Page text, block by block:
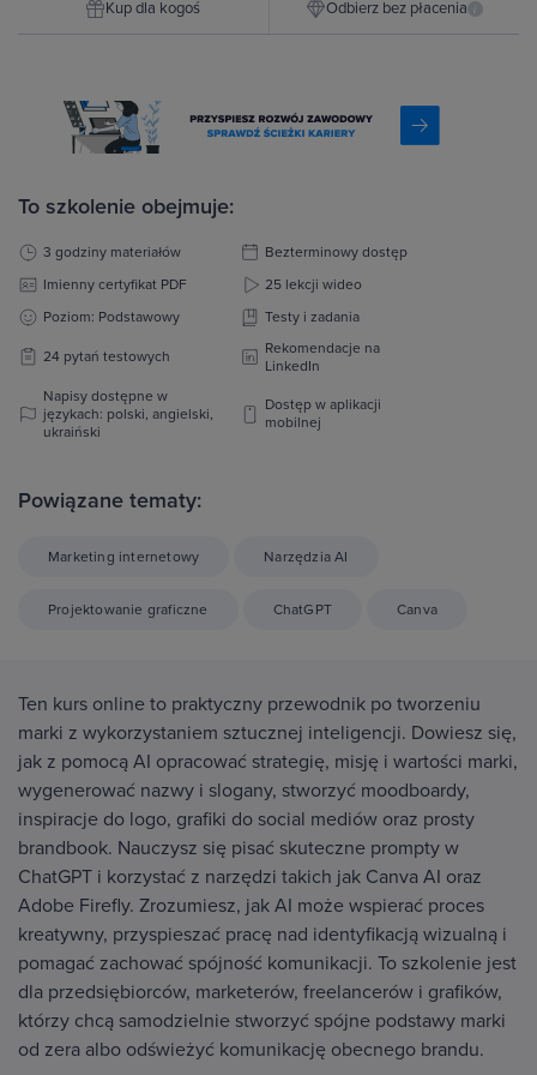
Kup dla kogoś Odbierz bez płacenia i
To szkolenie obejmuje:
3 godziny materiałów
Bezterminowy dostęp
Imienny certyfikat PDF
25 lekcji wideo
Poziom: Podstawowy
Testy i zadania
24 pytań testowych
Rekomendacje na
LinkedIn
Napisy dostępne w
językach: polski, angielski,
ukraiński
Dostęp w aplikacji
mobilnej
Powiązane tematy:
Marketing internetowy Narzędzia AI
Projektowanie graficzne ChatGPT Canva
Ten kurs online to praktyczny przewodnik po tworzeniu
marki z wykorzystaniem sztucznej inteligencji. Dowiesz się,
jak z pomocą AI opracować strategię, misję i wartości marki,
wygenerować nazwy i slogany, stworzyć moodboardy,
inspiracje do logo, grafiki do social mediów oraz prosty
brandbook. Nauczysz się pisać skuteczne prompty w
ChatGPT i korzystać z narzędzi takich jak Canva AI oraz
Adobe Firefly. Zrozumiesz, jak AI może wspierać proces
kreatywny, przyspieszać pracę nad identyfikacją wizualną i
pomagać zachować spójność komunikacji. To szkolenie jest
dla przedsiębiorców, marketerów, freelancerów i grafików,
którzy chcą samodzielnie stworzyć spójne podstawy marki
od zera albo odświeżyć komunikację obecnego brandu.